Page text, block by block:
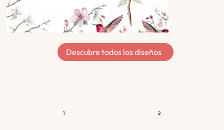
Descubre todos los diseños
1 2